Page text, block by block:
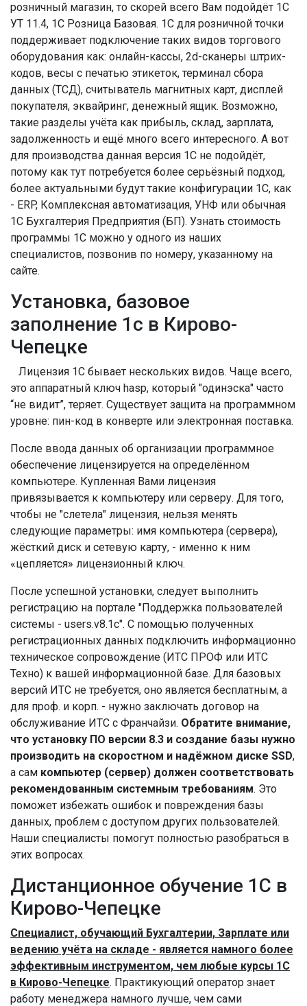
розничный магазин, то скорей всего Вам подойдёт 1С
УТ 11.4, 1С Розница Базовая. 1С для розничной точки
поддерживает подключение таких видов торгового
оборудования как: онлайн-кассы, 2d-сканеры штрих-
кодов, весы с печатью этикеток, терминал сбора
данных (ТСД), считыватель магнитных карт, дисплей
покупателя, эквайринг, денежный ящик. Возможно,
такие разделы учёта как прибыль, склад, зарплата,
задолженность и ещё много всего интересного. А вот
для производства данная версия 1С не подойдёт,
потому как тут потребуется более серьёзный подход,
более актуальными будут такие конфигурации 1С, как
- ERP, Комплексная автоматизация, УНФ или обычная
1С Бухгалтерия Предприятия (БП). Узнать стоимость
программы 1С можно у одного из наших
специалистов, позвонив по номеру, указанному на
сайте.
Установка, базовое
заполнение 1с в Кирово-
Чепецке
Лицензия 1С бывает нескольких видов. Чаще всего,
это аппаратный ключ hasp, который "одинэска" часто
“не видит”, теряет. Существует защита на программном
уровне: пин-код в конверте или электронная поставка.
После ввода данных об организации программное
обеспечение лицензируется на определённом
компьютере. Купленная Вами лицензия
привязывается к компьютеру или серверу. Для того,
чтобы не "слетела" лицензия, нельзя менять
следующие параметры: имя компьютера (сервера),
жёсткий диск и сетевую карту, - именно к ним
«цепляется» лицензионный ключ.
После успешной установки, следует выполнить
регистрацию на портале "Поддержка пользователей
системы - users.v8.1c". С помощью полученных
регистрационных данных подключить информационно
техническое сопровождение (ИТС ПРОФ или ИТС
Техно) к вашей информационной базе. Для базовых
версий ИТС не требуется, оно является бесплатным, а
для проф. и корп. - нужно заключать договор на
обслуживание ИТС с Франчайзи. Обратите внимание,
что установку ПО версии 8.3 и создание базы нужно
производить на скоростном и надёжном диске SSD,
а сам компьютер (сервер) должен соответствовать
рекомендованным системным требованиям. Это
поможет избежать ошибок и повреждения базы
данных, проблем с доступом других пользователей.
Наши специалисты помогут полностью разобраться в
этих вопросах.
Дистанционное обучение 1С в
Кирово-Чепецке
Специалист, обучающий Бухгалтерии, Зарплате или
ведению учёта на складе - является намного более
эффективным инструментом, чем любые курсы 1С
в Кирово-Чепецке. Практикующий оператор знает
работу менеджера намного лучше, чем сами